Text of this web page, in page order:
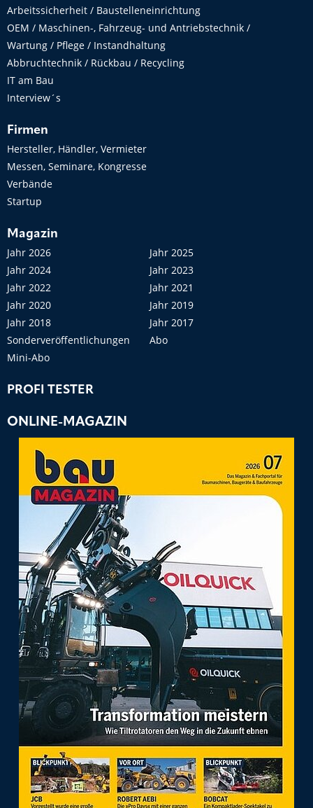
Arbeitssicherheit / Baustelleneinrichtung
OEM / Maschinen-, Fahrzeug- und Antriebstechnik /
Wartung / Pflege / Instandhaltung
Abbruchtechnik / Rückbau / Recycling
IT am Bau
Interview´s
Firmen
Hersteller, Händler, Vermieter
Messen, Seminare, Kongresse
Verbände
Startup
Magazin
Jahr 2026
Jahr 2025
Jahr 2024
Jahr 2023
Jahr 2022
Jahr 2021
Jahr 2020
Jahr 2019
Jahr 2018
Jahr 2017
Sonderveröffentlichungen
Abo
Mini-Abo
PROFI TESTER
ONLINE-MAGAZIN